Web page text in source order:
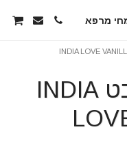
מרפא
שמן עיסוי ואמבט INDIA